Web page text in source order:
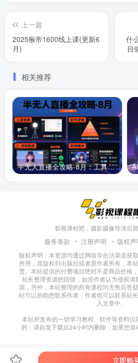
上一篇
2025猴帝1600线上课(更新6
月)
什
目
相关推荐
半无人直播全攻略-8月：工具使用+起号逻辑+违规规避,新增AI超体与跨境模块
影视课程吧，摄影摄像导演后
服务条款 注册声明 版权声
版权声明：本资源均通过网络等合法渠道获
所用，其版权归出版社或者原作者所有，本
责。本站提供的付费项目绝对不是商品价格
站长整理资源的回馈，如原作者认为侵权请
源，另外，本站整理的所有课程均无售后答
站可以协助您联系作者，作者也可以联系站
入文章中。
本站所发布的一切学习教程、软件等资料
的；请自觉下载后24小时内删除，如果您喜
立即购